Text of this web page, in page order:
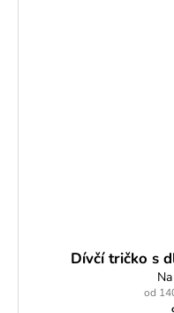
Dívčí tričko s
od